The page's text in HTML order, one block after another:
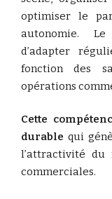
optimiser le
autonomie.
d’adapter
fonction des
opérations
Cette
durable qui
l’attractivité du
commerciales.